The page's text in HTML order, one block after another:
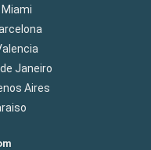
Janeiro
Aires